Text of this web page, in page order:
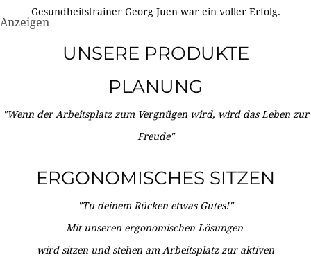
Gesundheitstrainer Georg Juen war ein voller Erfolg.
Anzeigen
UNSERE PRODUKTE
PLANUNG
"Wenn der Arbeitsplatz zum Vergnügen wird, wird das Leben zur
Freude"
ERGONOMISCHES SITZEN
"Tu deinem Rücken etwas Gutes!"
Mit unseren ergonomischen Lösungen
wird sitzen und stehen am Arbeitsplatz zur aktiven